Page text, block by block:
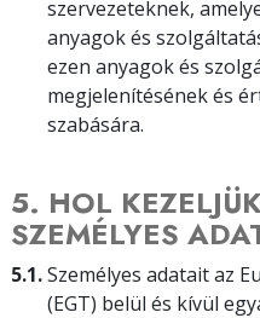
szervezeteknek,
anyagok és
ezen anyagok és
megjelenítésének és
szabására.
5. HOL
SZEMÉLYES
5.1.Személyes adatait az
(EGT) belül és kívül